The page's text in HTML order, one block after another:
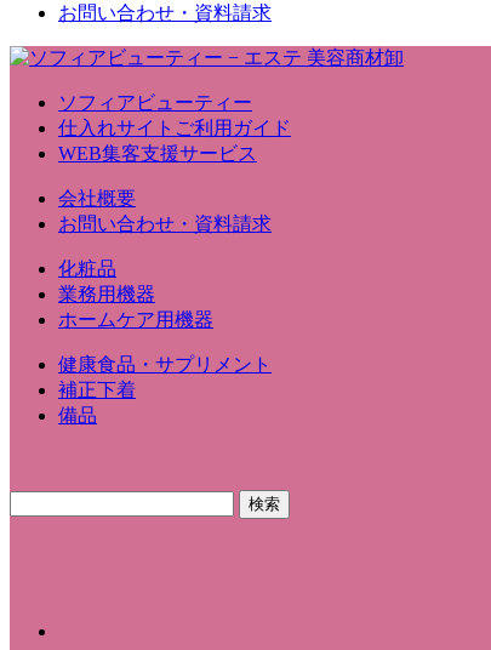
お問い合わせ・資料請求
ソフィアビューティー
仕入れサイトご利用ガイド
WEB集客支援サービス
会社概要
お問い合わせ・資料請求
化粧品
業務用機器
ホームケア用機器
健康食品・サプリメント
補正下着
備品